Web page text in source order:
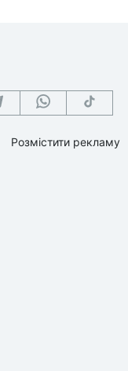
Розмістити рекламу